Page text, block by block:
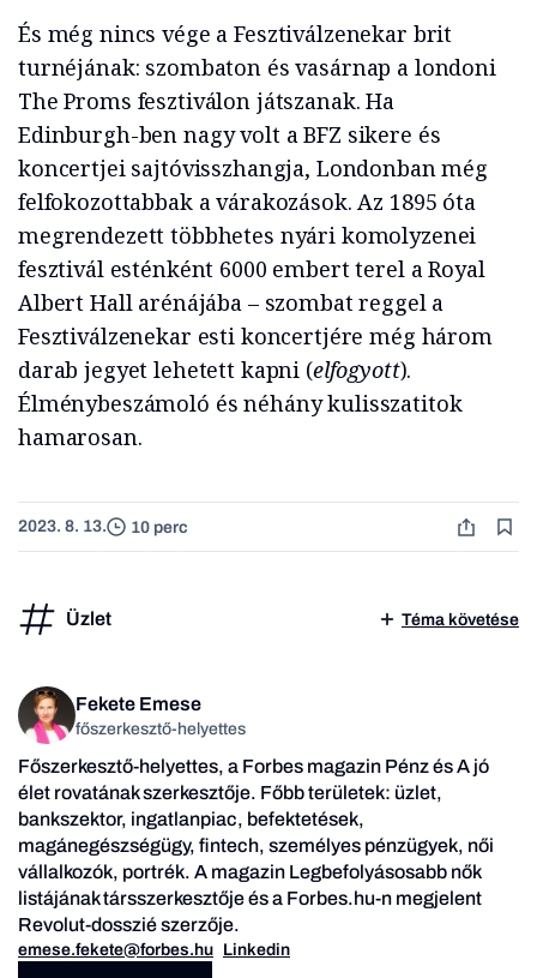
És még nincs vége a Fesztiválzenekar brit
turnéjának: szombaton és vasárnap a londoni
The Proms fesztiválon játszanak. Ha
Edinburgh-ben nagy volt a BFZ sikere és
koncertjei sajtóvisszhangja, Londonban még
felfokozottabbak a várakozások. Az 1895 óta
megrendezett többhetes nyári komolyzenei
fesztivál esténként 6000 embert terel a Royal
Albert Hall arénájába – szombat reggel a
Fesztiválzenekar esti koncertjére még három
darab jegyet lehetett kapni (elfogyott).
Élménybeszámoló és néhány kulisszatitok
hamarosan.
2023. 8. 13. 10 perc
Üzlet Téma követése
Fekete Emese
főszerkesztő-helyettes
Főszerkesztő-helyettes, a Forbes magazin Pénz és A jó
élet rovatának szerkesztője. Főbb területek: üzlet,
bankszektor, ingatlanpiac, befektetések,
magánegészségügy, fintech, személyes pénzügyek, női
vállalkozók, portrék. A magazin Legbefolyásosabb nők
listájának társszerkesztője és a Forbes.hu-n megjelent
Revolut-dosszié szerzője.
emese.fekete@forbes.hu Linkedin